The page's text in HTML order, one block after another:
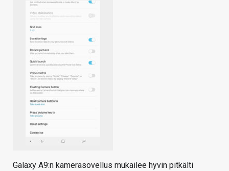
Galaxy A9:n kamerasovellus mukailee hyvin pitkälti